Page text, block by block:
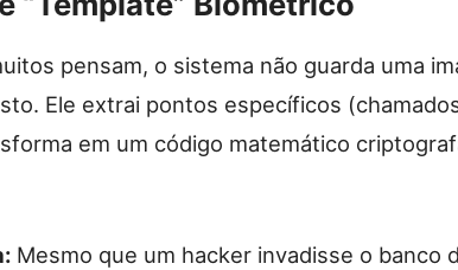
pensam, o sistema não guarda uma
Ele extrai pontos específicos
em um código matemático
Mesmo que um hacker invadisse o banco